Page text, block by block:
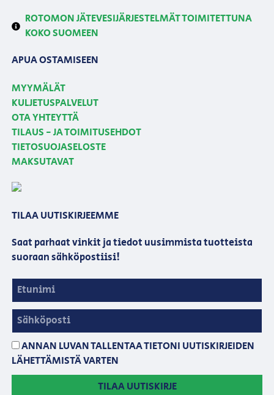
ROTOMON JÄTEVESIJÄRJESTELMÄT TOIMITETTUNA
KOKO SUOMEEN
APUA OSTAMISEEN
MYYMÄLÄT
KULJETUSPALVELUT
OTA YHTEYTTÄ
TILAUS - JA TOIMITUSEHDOT
TIETOSUOJASELOSTE
MAKSUTAVAT
TILAA UUTISKIRJEEMME
Saat parhaat vinkit ja tiedot uusimmista tuotteista
suoraan sähköpostiisi!
ANNAN LUVAN TALLENTAA TIETONI UUTISKIRJEIDEN
LÄHETTÄMISTÄ VARTEN
TILAA UUTISKIRJE